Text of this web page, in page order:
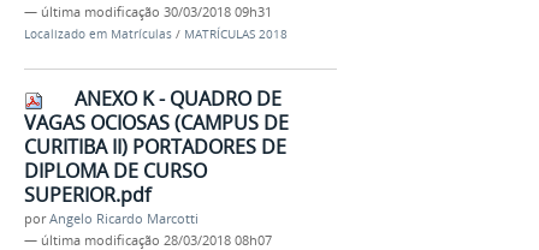
— última modificação 30/03/2018 09h31
Localizado em Matrículas / MATRÍCULAS 2018
ANEXO K - QUADRO DE
VAGAS OCIOSAS (CAMPUS DE
CURITIBA II) PORTADORES DE
DIPLOMA DE CURSO
SUPERIOR.pdf
porAngelo Ricardo Marcotti
— última modificação 28/03/2018 08h07